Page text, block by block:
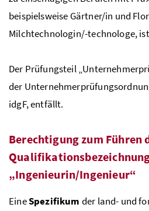
beispiels­weise Gärtner/in und
Milchtechnologin/-technologe,
Der Prüfungsteil
der
idgF, entfällt.
Berechtigung zum Führen
„Ingenieurin/Ingenieur“
EineSpezifi­kum der land- und